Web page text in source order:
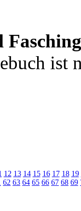
Fasching
ist
12 13 14 15 16 17 18 19
62 63 64 65 66 67 68 69